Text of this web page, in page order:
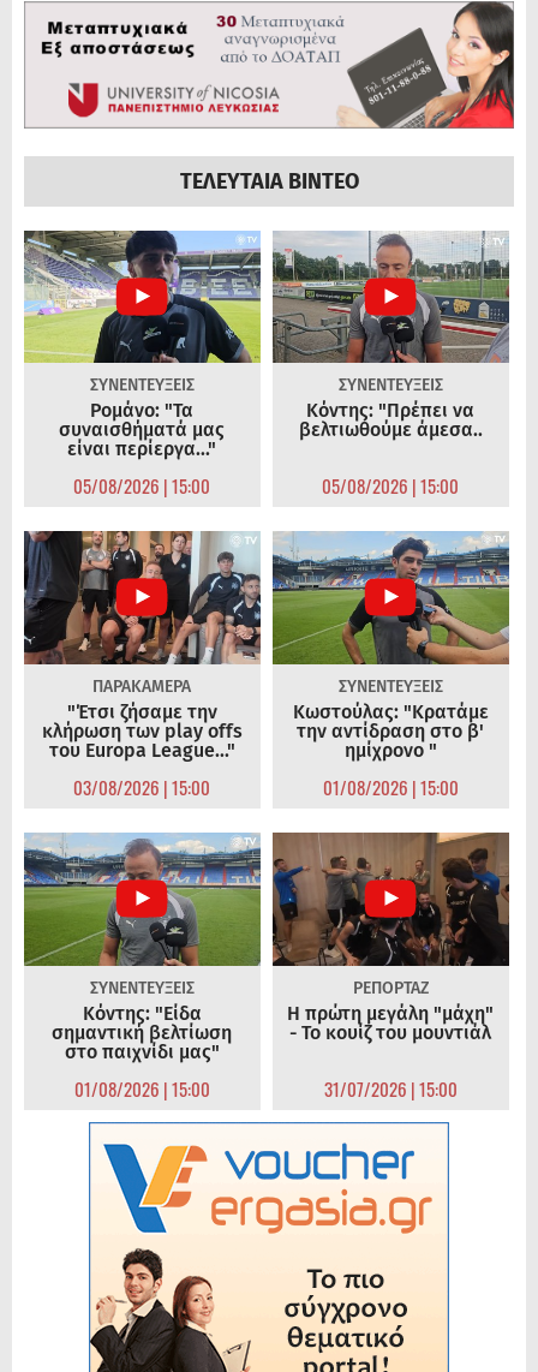
ΤΕΛΕΥΤΑΙΑ ΒΙΝΤΕΟ
ΣΥΝΕΝΤΕΥΞΕΙΣ
Ρομάνο: "Τα
συναισθήματά μας
είναι περίεργα..."
05/08/2026 | 15:00
ΣΥΝΕΝΤΕΥΞΕΙΣ
Κόντης: "Πρέπει να
βελτιωθούμε άμεσα..
05/08/2026 | 15:00
ΠΑΡΑΚΑΜΕΡΑ
"Έτσι ζήσαμε την
κλήρωση των play offs
του Europa League..."
03/08/2026 | 15:00
ΣΥΝΕΝΤΕΥΞΕΙΣ
Κωστούλας: "Κρατάμε
την αντίδραση στο β'
ημίχρονο "
01/08/2026 | 15:00
ΣΥΝΕΝΤΕΥΞΕΙΣ
Κόντης: "Είδα
σημαντική βελτίωση
στο παιχνίδι μας"
01/08/2026 | 15:00
ΡΕΠΟΡΤΑΖ
Η πρώτη μεγάλη "μάχη"
- Το κουίζ του μουντιάλ
31/07/2026 | 15:00